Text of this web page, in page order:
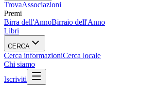
TrovaAssociazioni
Premi
Birra dell'AnnoBirraio dell'Anno
Libri
CERCA
Cerca informazioniCerca locale
Chi siamo
Iscriviti